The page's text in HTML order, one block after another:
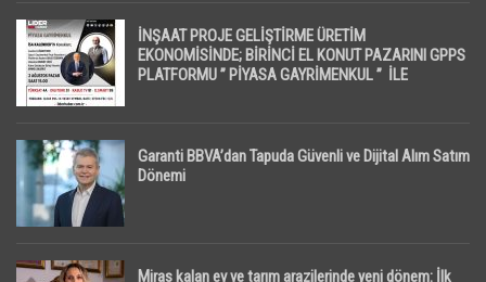
İNŞAAT PROJE GELİŞTİRME ÜRETİM
EKONOMİSİNDE; BİRİNCİ EL KONUT PAZARINI GPPS
PLATFORMU ” PİYASA GAYRİMENKUL ” İLE
Garanti BBVA’dan Tapuda Güvenli ve Dijital Alım Satım
Dönemi
Miras kalan ev ve tarım arazilerinde yeni dönem: İlk